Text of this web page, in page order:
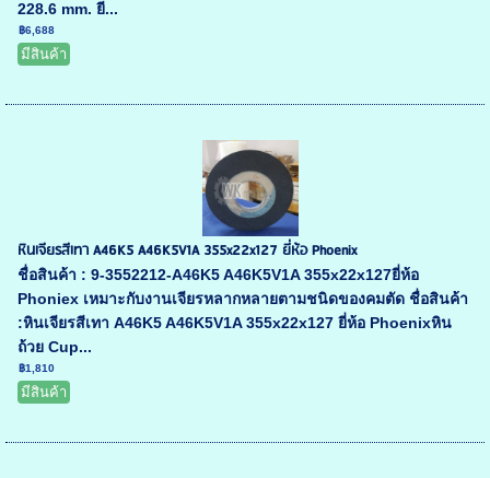
228.6 mm. ยี...
฿6,688
มีสินค้า
หินเจียรสีเทา A46K5 A46K5V1A 355x22x127 ยี่ห้อ Phoenix
ชื่อสินค้า : 9-3552212-A46K5 A46K5V1A 355x22x127ยี่ห้อ
Phoniex เหมาะกับงานเจียรหลากหลายตามชนิดของคมตัด ชื่อสินค้า
:หินเจียรสีเทา A46K5 A46K5V1A 355x22x127 ยี่ห้อ Phoenixหิน
ถ้วย Cup...
฿1,810
มีสินค้า